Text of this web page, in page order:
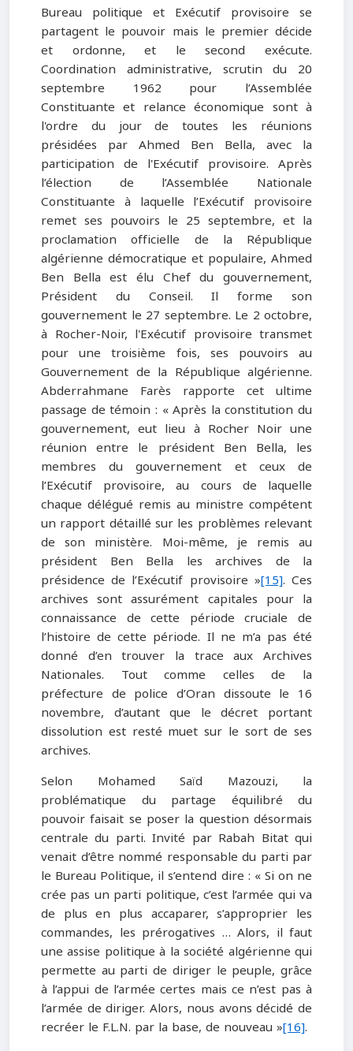
Bureau politique et Exécutif provisoire se
partagent le pouvoir mais le premier décide
et ordonne, et le second exécute.
Coordination administrative, scrutin du 20
septembre 1962 pour l’Assemblée
Constituante et relance économique sont à
l'ordre du jour de toutes les réunions
présidées par Ahmed Ben Bella, avec la
participation de l'Exécutif provisoire. Après
l’élection de l’Assemblée Nationale
Constituante à laquelle l’Exécutif provisoire
remet ses pouvoirs le 25 septembre, et la
proclamation officielle de la République
algérienne démocratique et populaire, Ahmed
Ben Bella est élu Chef du gouvernement,
Président du Conseil. Il forme son
gouvernement le 27 septembre. Le 2 octobre,
à Rocher-Noir, l'Exécutif provisoire transmet
pour une troisième fois, ses pouvoirs au
Gouvernement de la République algérienne.
Abderrahmane Farès rapporte cet ultime
passage de témoin : « Après la constitution du
gouvernement, eut lieu à Rocher Noir une
réunion entre le président Ben Bella, les
membres du gouvernement et ceux de
l’Exécutif provisoire, au cours de laquelle
chaque délégué remis au ministre compétent
un rapport détaillé sur les problèmes relevant
de son ministère. Moi-même, je remis au
président Ben Bella les archives de la
présidence de l’Exécutif provisoire »[15]. Ces
archives sont assurément capitales pour la
connaissance de cette période cruciale de
l’histoire de cette période. Il ne m’a pas été
donné d’en trouver la trace aux Archives
Nationales. Tout comme celles de la
préfecture de police d’Oran dissoute le 16
novembre, d’autant que le décret portant
dissolution est resté muet sur le sort de ses
archives.
Selon Mohamed Saïd Mazouzi, la
problématique du partage équilibré du
pouvoir faisait se poser la question désormais
centrale du parti. Invité par Rabah Bitat qui
venait d’être nommé responsable du parti par
le Bureau Politique, il s’entend dire : « Si on ne
crée pas un parti politique, c’est l’armée qui va
de plus en plus accaparer, s’approprier les
commandes, les prérogatives … Alors, il faut
une assise politique à la société algérienne qui
permette au parti de diriger le peuple, grâce
à l’appui de l’armée certes mais ce n’est pas à
l’armée de diriger. Alors, nous avons décidé de
recréer le F.L.N. par la base, de nouveau »[16].